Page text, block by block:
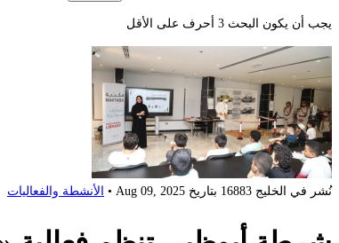
يجب أن يكون البحث 3 أحرف على الأقل
نُشر في الخليج 16883 بتاريخ Aug 09, 2025
• الأنشطة والفعاليات